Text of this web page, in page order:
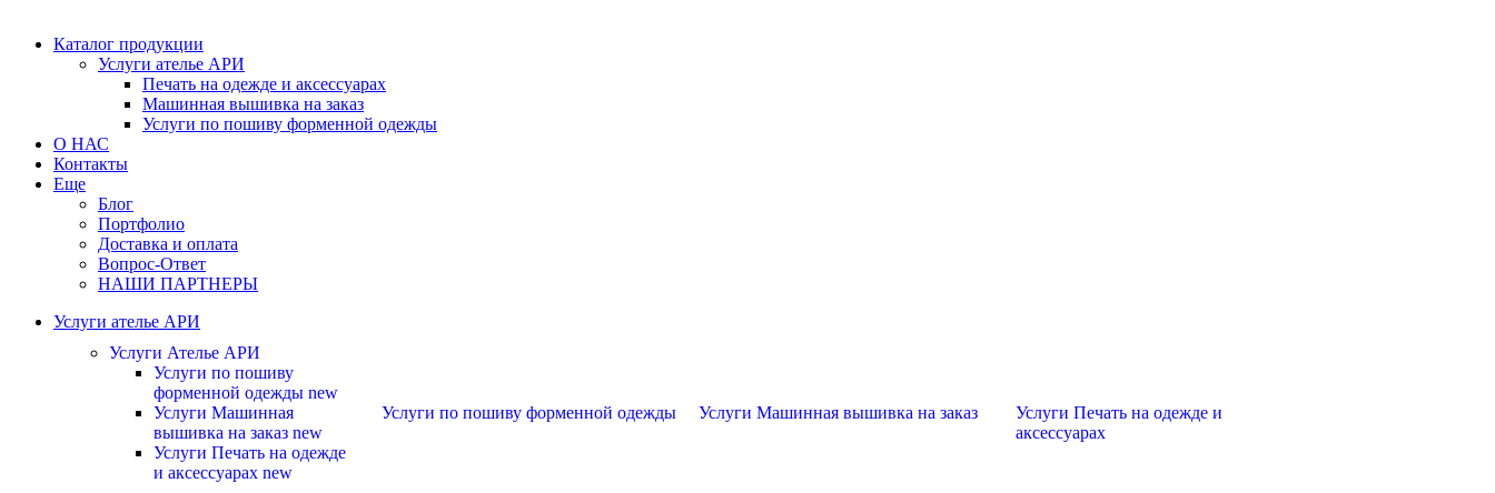
Каталог продукции
Услуги ателье АРИ
Печать на одежде и аксессуарах
Машинная вышивка на заказ
Услуги по пошиву форменной одежды
О НАС
Контакты
Еще
Блог
Портфолио
Доставка и оплата
Вопрос-Ответ
НАШИ ПАРТНЕРЫ
Услуги ателье АРИ
Услуги Ателье АРИ
Услуги по пошиву
форменной одежды new
Услуги Машинная
вышивка на заказ new
Услуги Печать на одежде
и аксессуарах new
Услуги по пошиву форменной одежды Услуги Машинная вышивка на заказ
Услуги Печать на одежде и
аксессуарах